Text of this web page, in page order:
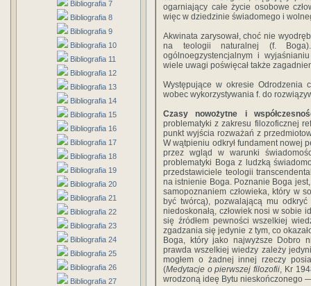
Bibliografia 7
Bibliografia 8
Bibliografia 9
Bibliografia 10
Bibliografia 11
Bibliografia 12
Bibliografia 13
Bibliografia 14
Bibliografia 15
Bibliografia 16
Bibliografia 17
Bibliografia 18
Bibliografia 19
Bibliografia 20
Bibliografia 21
Bibliografia 22
Bibliografia 23
Bibliografia 24
Bibliografia 25
Bibliografia 26
Bibliografia 27
ogarniający całe życie osobowe
więc w dziedzinie świadomego i
Akwinata zarysował, choć nie
na teologii naturalnej (f.
ogólnoegzystencjalnym i
wiele uwagi poświęcał także
Występujące w okresie Odrodzenia
wobec wykorzystywania f. do
Czasy nowożytne i
problematyki z zakresu filozoficznej
punkt wyjścia rozważań z
W wątpieniu odkrył fundament nowej
przez wgląd w warunki
problematyki Boga z ludzką
przedstawiciele teologii
na istnienie Boga. Poznanie Boga
samopoznaniem człowieka, który w
być twórcą), pozwalającą mu odkryć
niedoskonałą, człowiek nosi w sobie
się źródłem pewności wszelkiej
zgadzania się jedynie z tym, co
Boga, który jako najwyższe Dobro
prawda wszelkiej wiedzy zależy
mogłem o żadnej innej rzeczy
(Medytacje o pierwszej filozofii, Kr
wrodzoną ideę Bytu nieskończonego